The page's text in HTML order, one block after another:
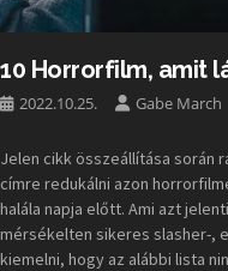
10 Horrorfilm, amit
2022.10.25. Gabe March
Jelen cikk összeállítása során
címre redukálni azon
halála napja előtt. Ami azt
mérsékelten sikeres slasher-,
kiemelni, hogy az alábbi lista